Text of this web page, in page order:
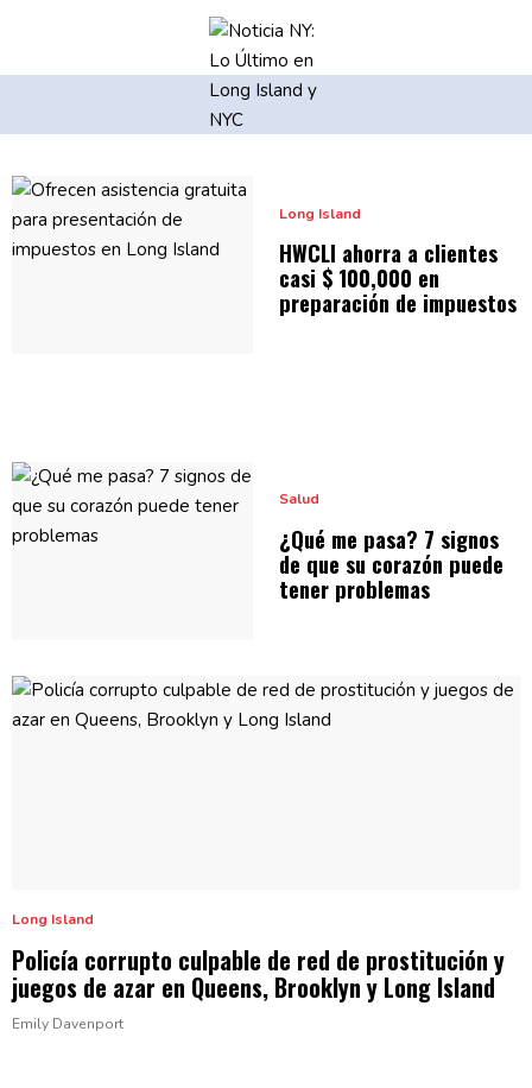
Long Island
HWCLI ahorra a clientes
casi $ 100,000 en
preparación de impuestos
Salud
¿Qué me pasa? 7 signos
de que su corazón puede
tener problemas
Long Island
Policía corrupto culpable de red de prostitucióny
juegos de azar en Queens, Brooklyn y Long Island
Emily Davenport